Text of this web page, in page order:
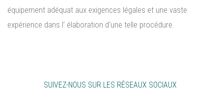
équipement adéquat aux exigences légales et une vaste
expérience dans l’ élaboration d'une telle procédure.
SUIVEZ-NOUS SUR LES RÉSEAUX SOCIAUX